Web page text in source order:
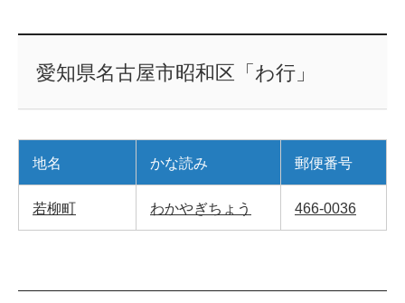
愛知県名古屋市昭和区「わ行」
地名 かな読み 郵便番号
若柳町 わかやぎちょう 466-0036